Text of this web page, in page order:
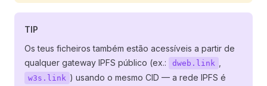
TIP
Os teus ficheiros também estão acessíveis a partir de
qualquer gateway IPFS público (ex.:
dweb.link
w3s.link ) usando o mesmo CID — a rede IPFS é